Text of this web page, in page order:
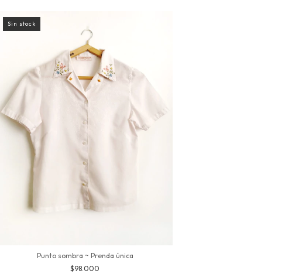
Sin stock
Punto sombra ~ Prenda única
$98.000